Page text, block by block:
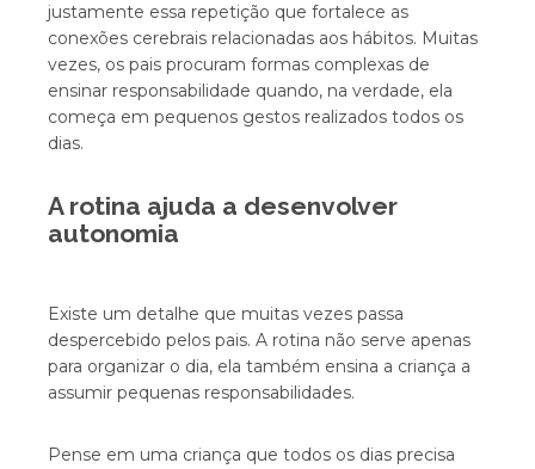
justamente essa repetição que fortalece as
conexões cerebrais relacionadas aos hábitos. Muitas
vezes, os pais procuram formas complexas de
ensinar responsabilidade quando, na verdade, ela
começa em pequenos gestos realizados todos os
dias.
A rotina ajuda a desenvolver
autonomia
Existe um detalhe que muitas vezes passa
despercebido pelos pais. A rotina não serve apenas
para organizar o dia, ela também ensina a criança a
assumir pequenas responsabilidades.
Pense em uma criança que todos os dias precisa